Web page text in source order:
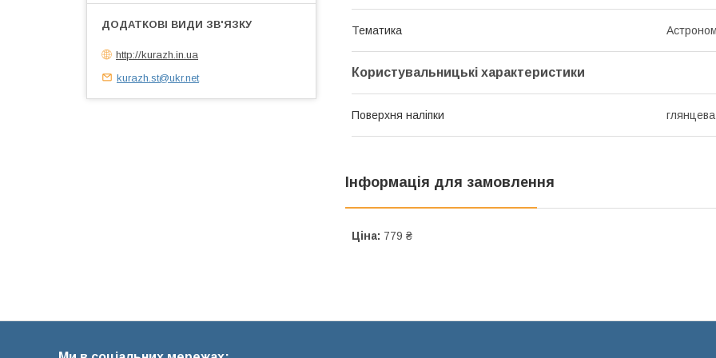
Тематика
Користувальницькі характеристики
Поверхня наліпки глянцева
Інформація для замовлення
Ціна: 779 ₴
http://kurazh.in.ua
kurazh.st@ukr.net